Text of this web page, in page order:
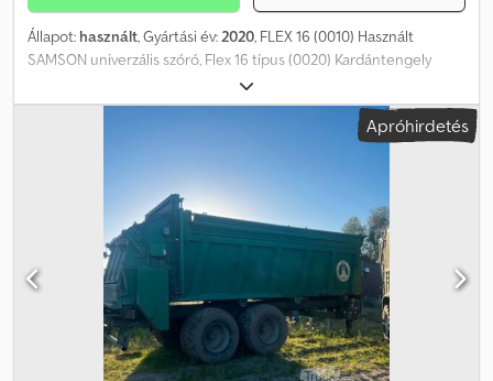
Állapot: használt, Gyártási év: 2020, FLEX 16 (0010) Használt
SAMSON univerzális szóró, Flex 16 típus (0020) Kardántengely
(0030) Gumiabroncsok: 680/85 R32 Alliance (98% állapotban)
Dksdpfjzqp S Iex An Njr (0040) ALB-szabályozó, terhelésfüggő
(0050) Egytengelyes futómű (0060) K80 vonófej (0070) Világítási
adagoló (0120) Zárócsappantyú
Apróhirdetés